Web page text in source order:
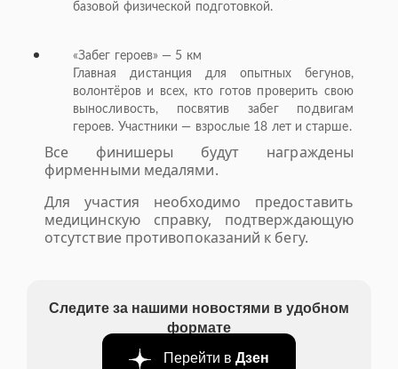
базовой физической подготовкой.
«Забег героев» — 5 км
Главная дистанция для опытных бегунов,
волонтёров и всех, кто готов проверить свою
выносливость, посвятив забег подвигам
героев. Участники — взрослые 18 лет и старше.
Все финишеры будут награждены
фирменными медалями.
Для участия необходимо предоставить
медицинскую справку, подтверждающую
отсутствие противопоказаний к бегу.
Следите за нашими новостями в удобном
формате
Перейти в Дзен